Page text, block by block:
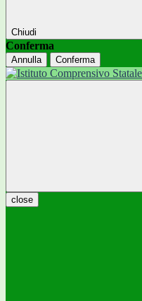
Chiudi
Conferma
Annulla Conferma
close